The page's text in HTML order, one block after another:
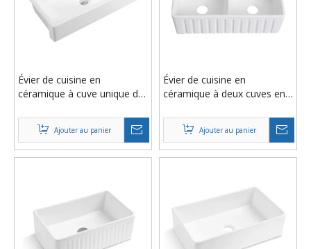
Évier de cuisine en
céramique à cuve unique de
blanche Farmhouse
Ajouter au panier
Évier de cuisine en
céramique à deux cuves en
31' x 19'
Ajouter au panier